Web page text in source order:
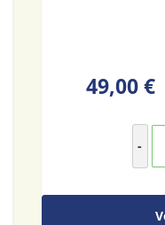
49,00 €
-